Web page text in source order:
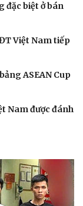
đặc biệt ở bán
Việt Nam tiếp
ASEAN Cup
Nam được đánh